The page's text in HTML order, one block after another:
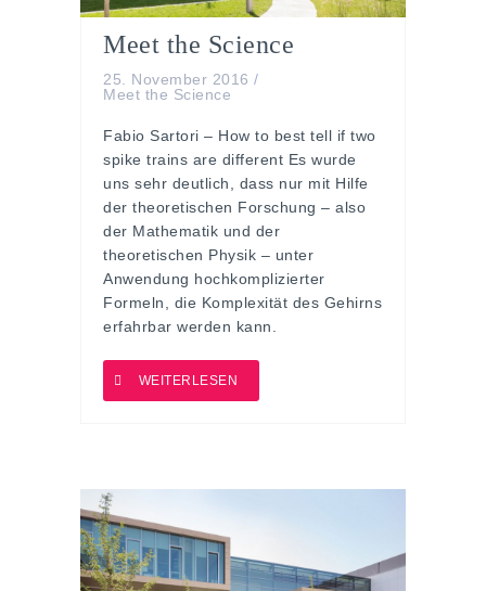
Meet the Science
25. November 2016 /
Meet the Science
Fabio Sartori – How to best tell if two
spike trains are different Es wurde
uns sehr deutlich, dass nur mit Hilfe
der theoretischen Forschung – also
der Mathematik und der
theoretischen Physik – unter
Anwendung hochkomplizierter
Formeln, die Komplexität des Gehirns
erfahrbar werden kann.
WEITERLESEN